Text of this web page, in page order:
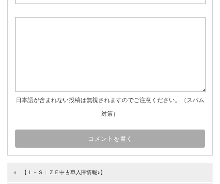
日本語が含まれない投稿は無視されますのでご注意ください。（スパム
対策）
【Ｉ－ＳＩＺＥ中古車入庫情報♪】